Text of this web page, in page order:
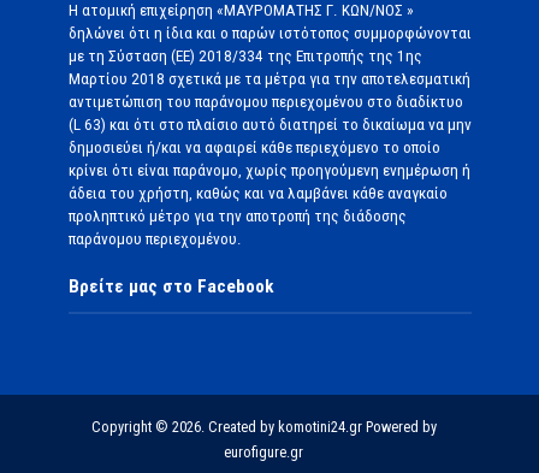
Η ατομική επιχείρηση «ΜΑΥΡΟΜΑΤΗΣ Γ. ΚΩΝ/ΝΟΣ »
δηλώνει ότι η ίδια και ο παρών ιστότοπος συμμορφώνονται
με τη Σύσταση (ΕΕ) 2018/334 της Επιτροπής της 1ης
Μαρτίου 2018 σχετικά με τα μέτρα για την αποτελεσματική
αντιμετώπιση του παράνομου περιεχομένου στο διαδίκτυο
(L 63) και ότι στο πλαίσιο αυτό διατηρεί το δικαίωμα να μην
δημοσιεύει ή/και να αφαιρεί κάθε περιεχόμενο το οποίο
κρίνει ότι είναι παράνομο, χωρίς προηγούμενη ενημέρωση ή
άδεια του χρήστη, καθώς και να λαμβάνει κάθε αναγκαίο
προληπτικό μέτρο για την αποτροπή της διάδοσης
παράνομου περιεχομένου.
Βρείτε μας στο Facebook
Copyright © 2026. Created by komotini24.gr Powered by
eurofigure.gr